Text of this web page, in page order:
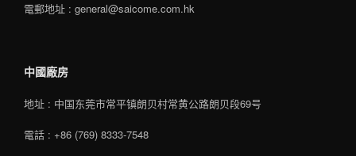
電郵地址 : general@saicome.com.hk
中國廠房
地址 : 中国东莞市常平镇朗贝村常黄公路朗贝段69号
電話 : +86 (769) 8333-7548